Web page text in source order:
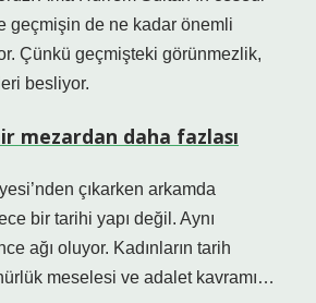
geçmişin de ne kadar önemli
Çünkü geçmişteki görünmezlik,
besliyor.
mezardan daha fazlası
çıkarken arkamda
bir tarihi yapı değil. Aynı
ağı oluyor. Kadınların tarih
meselesi ve adalet kavramı…